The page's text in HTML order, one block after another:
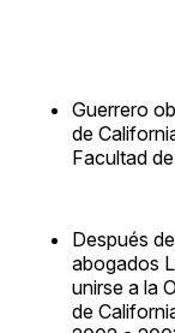
Guerrero
de
Facultad
Después
abogados
unirse a la
de